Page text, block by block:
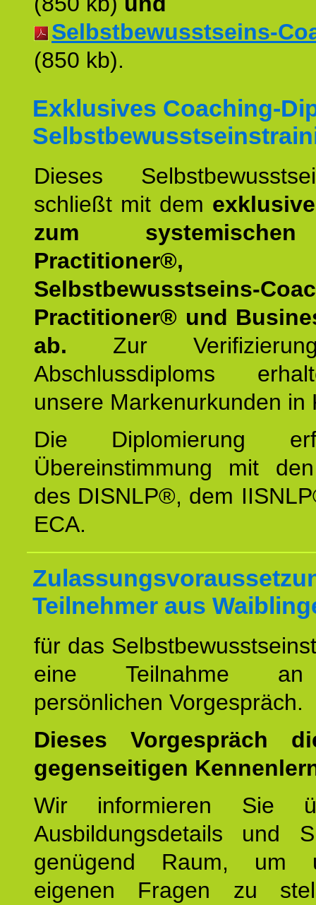
Selbstbewusstseins-
(850 kb).
Exklusives Coaching-
Dieses
schließt mit dem
zum
Practitioner®,
Selbstbewusstseins-
Practitioner® und
ab. Zur
Abschlussdiploms
unsere Markenurkunden in
Die Diplomierung
Übereinstimmung mit
des DISNLP®, dem
ECA.
Teilnehmer aus
für das
eine Teilnahme
persönlichen Vorgespräch.
Dieses Vorgespräch
gegenseitigen
Wir informieren Sie
Ausbildungsdetails und
genügend Raum, um
eigenen Fragen zu